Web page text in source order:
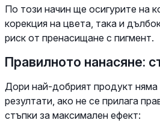
По този начин ще осигурите на
корекция на цвета, така и
риск от пренасищане с пигмент.
Правилното нанасяне:
Дори най-добрият продукт
резултати, ако не се прилага
стъпки за максимален ефект: